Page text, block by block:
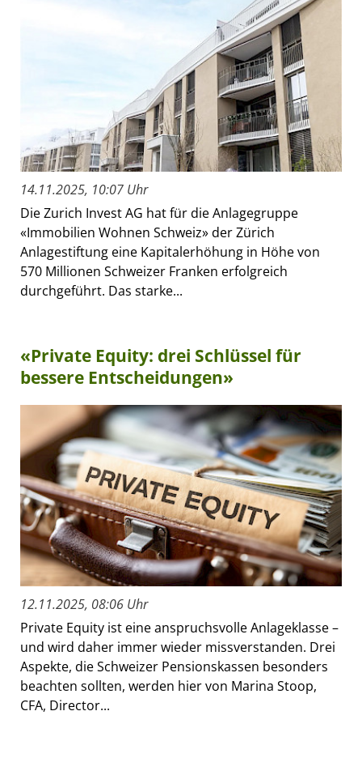
14.11.2025, 10:07 Uhr
Die Zurich Invest AG hat für die Anlagegruppe
«Immobilien Wohnen Schweiz» der Zürich
Anlagestiftung eine Kapitalerhöhung in Höhe von
570 Millionen Schweizer Franken erfolgreich
durchgeführt. Das starke...
«Private Equity: drei Schlüssel für
bessere Entscheidungen»
12.11.2025, 08:06 Uhr
Private Equity ist eine anspruchsvolle Anlageklasse –
und wird daher immer wieder missverstanden. Drei
Aspekte, die Schweizer Pensionskassen besonders
beachten sollten, werden hier von Marina Stoop,
CFA, Director...